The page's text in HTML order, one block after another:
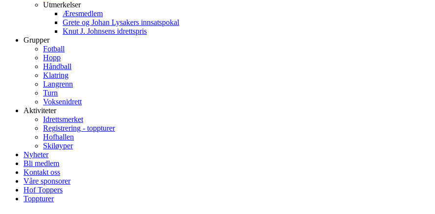
Utmerkelser
Æresmedlem
Grete og Johan Lysakers innsatspokal
Knut J. Johnsens idrettspris
Grupper
Fotball
Hopp
Håndball
Klatring
Langrenn
Turn
Voksenidrett
Aktiviteter
Idrettsmerket
Registrering - toppturer
Hofhallen
Skiløyper
Nyheter
Bli medlem
Kontakt oss
Våre sponsorer
Hof Toppers
Toppturer